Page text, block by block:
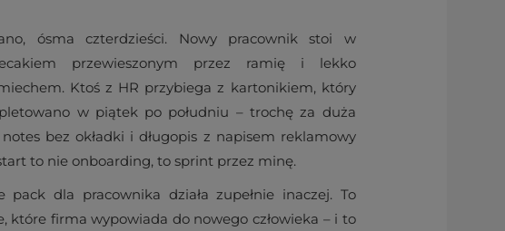
ósma czterdzieści. Nowy pracownik stoi w
przewieszonym przez ramię i lekko
Ktoś z HR przybiega z kartonikiem, który
w piątek po południu – trochę za duża
bez okładki i długopis z napisem reklamowy
to nie onboarding, to sprint przez minę.
pack dla pracownika działa zupełnie inaczej. To
które firma wypowiada do nowego człowieka – i to